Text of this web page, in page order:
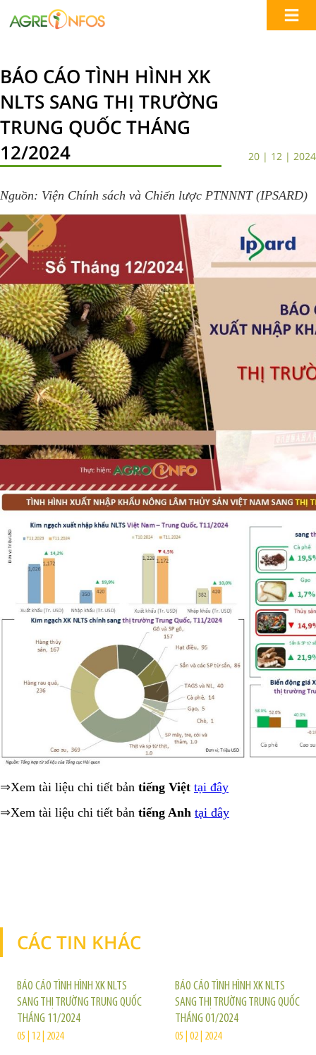
BÁO CÁO TÌNH HÌNH XK
NLTS SANG THỊ TRƯỜNG
TRUNG QUỐC THÁNG
12/2024
20 | 12 | 2024
Nguồn: Viện Chính sách và Chiến lược PTNNNT (IPSARD)
⇒Xem tài liệu chi tiết bản tiếng Việt tại đây
⇒Xem tài liệu chi tiết bản tiếng Anh tại đây
CÁC TIN KHÁC
BÁO CÁO TÌNH HÌNH XK NLTS
SANG THỊ TRƯỜNG TRUNG QUỐC
THÁNG 11/2024
05 | 12 | 2024
BÁO CÁO TÌNH HÌNH XK NLTS
SANG THỊ TRƯỜNG TRUNG QUỐC
THÁNG 01/2024
05 | 02 | 2024